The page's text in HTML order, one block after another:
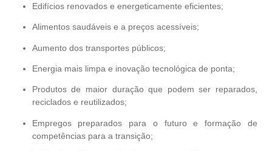
Edifícios renovados e energeticamente eficientes;
Alimentos saudáveis e a preços acessíveis;
Aumento dos transportes públicos;
Energia mais limpa e inovação tecnológica de ponta;
Produtos de maior duração que podem ser reparados,
reciclados e reutilizados;
Empregos preparados para o futuro e formação de
competências para a transição;